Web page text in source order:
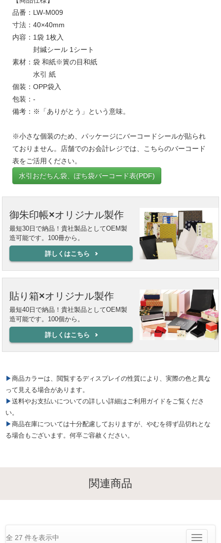
品番：LW-M009
寸法：40×40mm
内容：1袋 1枚入
封緘シール 1シート
素材：袋 和紙※簀の目和紙
水引 紙
個装：OPP袋入
包装：-
備考：※「ありがとう」という意味。
※小さな個装のため、パッケージにバーコードシールが貼られ
ておりません。店舗でのお会計レジでは、こちらのバーコード
表をご活用ください。
水引おだちん袋、ぽち袋バーコード表(PDF)
御朱印帳×オリジナル製作
最短30日で納品！貴社製品としてOEM製
造可能です。100冊から。
詳しくはこちら
貼り箱×オリジナル製作
最短40日で納品！貴社製品としてOEM製
造可能です。100個から。
詳しくはこちら
▶商品カラーは、閲覧するディスプレイの性質により、実際の色と異な
って見える場合があります。
▶送料やお支払いについての詳しい詳細はご利用ガイドをご覧くださ
い。
▶商品在庫については十分配慮しておりますが、やむを得ず品切れとな
る場合もございます。何卒ご容赦ください。
関連商品
Toggle
全 27 件を表示中